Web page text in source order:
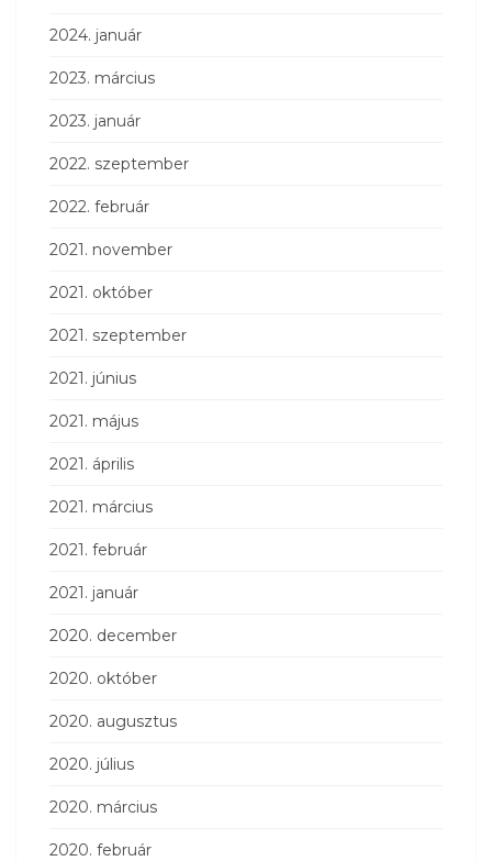
2024. január
2023. március
2023. január
2022. szeptember
2022. február
2021. november
2021. október
2021. szeptember
2021. június
2021. május
2021. április
2021. március
2021. február
2021. január
2020. december
2020. október
2020. augusztus
2020. július
2020. március
2020. február